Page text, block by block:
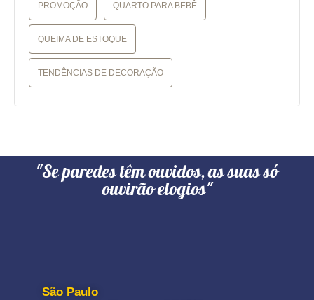
PROMOÇÃO QUARTO PARA BEBÊ
QUEIMA DE ESTOQUE
TENDÊNCIAS DE DECORAÇÃO
"Se paredes têm ouvidos, as suas só
ouvirão elogios"
São Paulo